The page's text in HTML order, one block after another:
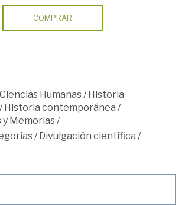
COMPRAR
Humanas/Historia
/Historia contemporánea /
y Memorias/
/Divulgación científica /